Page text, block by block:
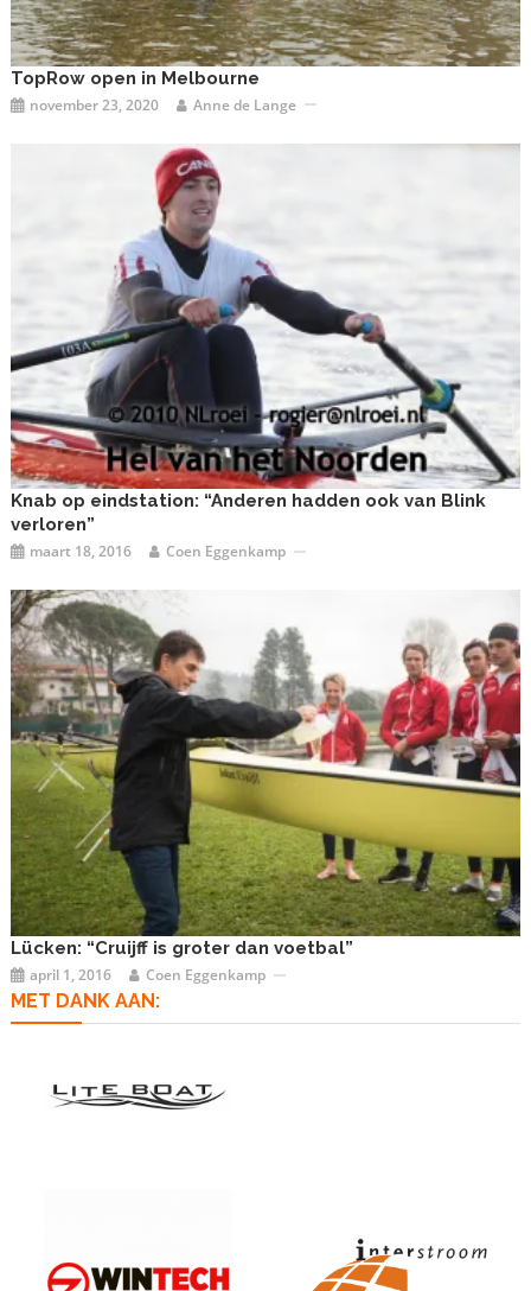
TopRow open in Melbourne
november 23, 2020 Anne de Lange
Knab op eindstation: “Anderen hadden ook van Blink
verloren”
maart 18, 2016 Coen Eggenkamp
Lücken: “Cruijff is groter dan voetbal”
april 1, 2016 Coen Eggenkamp
MET DANK AAN: